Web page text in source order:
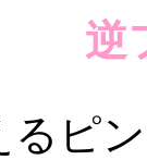
逆
ピ